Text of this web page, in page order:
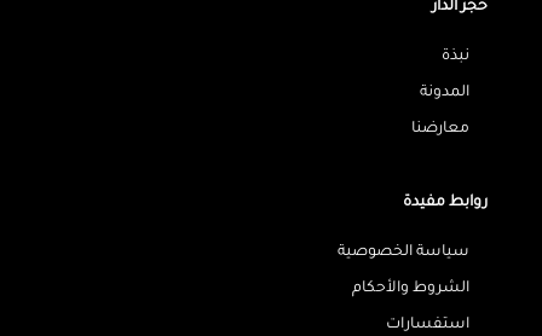
حجر الدار
نبذة
المدونة
معارضنا
روابط مفيدة
سياسة الخصوصية
الشروط والأحكام
استفسارات